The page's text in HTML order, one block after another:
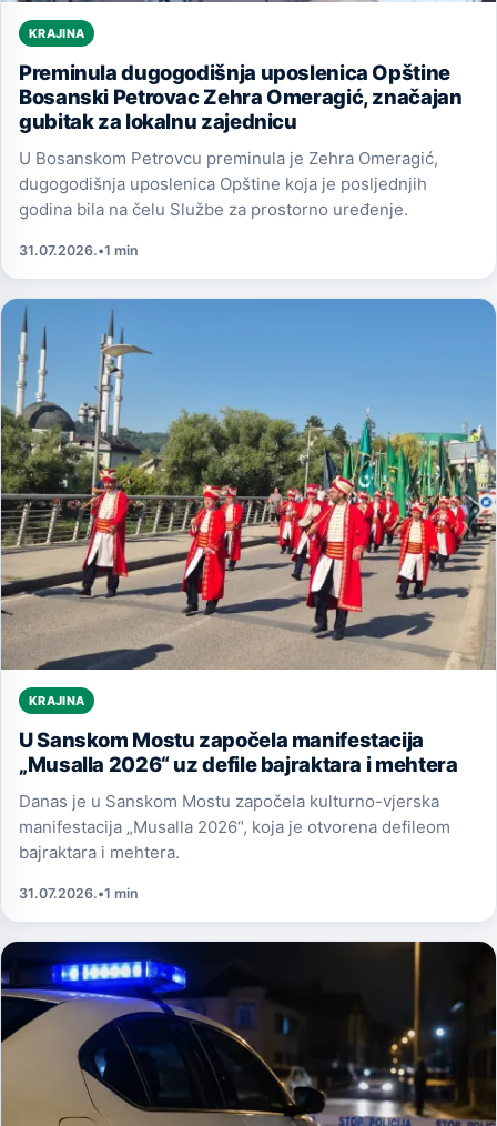
KRAJINA
Preminula dugogodišnja uposlenica Opštine
Bosanski Petrovac Zehra Omeragić, značajan
gubitak za lokalnu zajednicu
U Bosanskom Petrovcu preminula je Zehra Omeragić,
dugogodišnja uposlenica Opštine koja je posljednjih
godina bila na čelu Službe za prostorno uređenje.
31.07.2026.•1 min
KRAJINA
U Sanskom Mostu započela manifestacija
„Musalla 2026“ uz defile bajraktara i mehtera
Danas je u Sanskom Mostu započela kulturno-vjerska
manifestacija „Musalla 2026“, koja je otvorena defileom
bajraktara i mehtera.
31.07.2026.•1 min